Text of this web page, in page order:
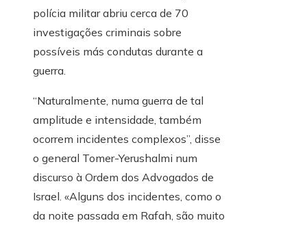
polícia militar abriu cerca de 70
investigações criminais sobre
possíveis más condutas durante a
guerra.
“Naturalmente, numa guerra de tal
amplitude e intensidade, também
ocorrem incidentes complexos”, disse
o general Tomer-Yerushalmi num
discurso à Ordem dos Advogados de
Israel. «Alguns dos incidentes, como o
da noite passada em Rafah, são muito